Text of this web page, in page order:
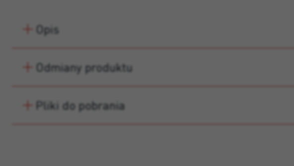
Opis
Odmiany produktu
Pliki do pobrania